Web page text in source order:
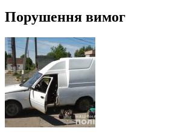
Порушення вимог